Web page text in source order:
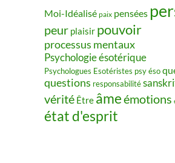
Moi-Idéalisé paix pensées
peur plaisir pouvoir
processus mentaux
Psychologie ésotérique
Psychologues Esotéristes psy éso
questions responsabilité
vérité Être âmeémotions
état d'esprit